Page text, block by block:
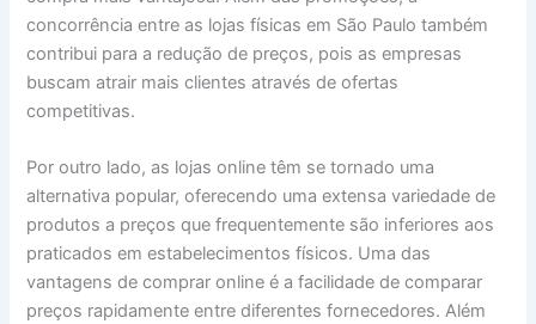
concorrência entre as lojas físicas em São Paulo também
contribui para a redução de preços, pois as empresas
buscam atrair mais clientes através de ofertas
competitivas.
Por outro lado, as lojas online têm se tornado uma
alternativa popular, oferecendo uma extensa variedade de
produtos a preços que frequentemente são inferiores aos
praticados em estabelecimentos físicos. Uma das
vantagens de comprar online é a facilidade de comparar
preços rapidamente entre diferentes fornecedores. Além